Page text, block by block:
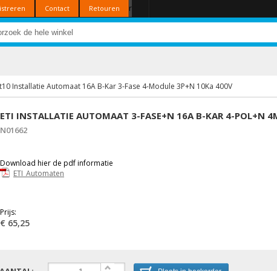
Contact Retouren r
Installatie Automaat 16A B-Kar 3-Fase 4-Module 3P+N 10Ka 400V
ETI INSTALLATIE AUTOMAAT 3-FASE+N 16A B-KAR 4-POL+N
N01662
Download hier de pdf informatie
ETI_Automaten
Prijs:
€ 65,25